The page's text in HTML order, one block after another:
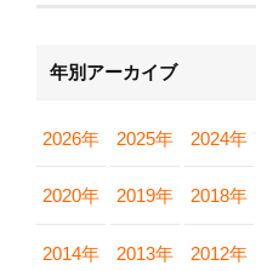
年別アーカイブ
2026年 2025年 2024年
2020年 2019年 2018年
2014年 2013年 2012年